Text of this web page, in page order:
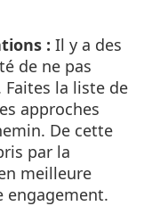
: Il y a des
de ne pas
la liste de
approches
De cette
par la
meilleure
engagement.